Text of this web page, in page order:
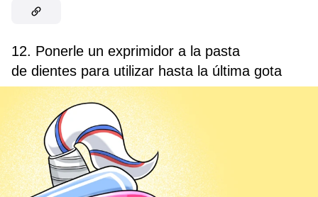
12. Ponerle un exprimidor a la pasta
de dientes para utilizar hasta la última gota